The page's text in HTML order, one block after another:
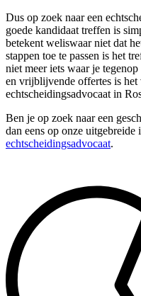
Dus op zoek naar een
goede kandidaat treffen is
betekent weliswaar niet dat
stappen toe te passen is het
niet meer iets waar je
en vrijblijvende offertes is het
echtscheidingsadvocaat in
Ben je op zoek naar een
dan eens op onze uitgebreide
echtscheidingsadvocaat.